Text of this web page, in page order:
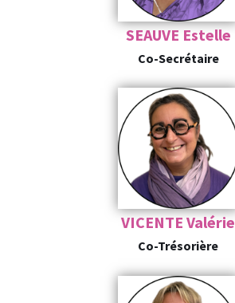
SEAUVE Estelle
Co-Secrétaire
VICENTE Valérie
Co-Trésorière